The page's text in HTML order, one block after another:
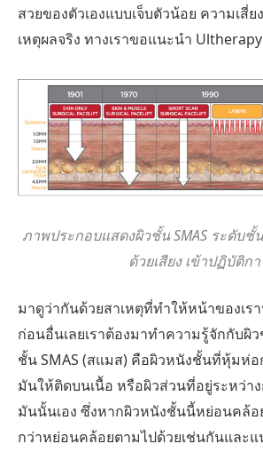
สวยของตัวเองแบบเจ็บตัวน้อย ความเสี่
เหตุผลจริง ทางเราขอแนะนำ
ภาพประกอบแสดงผิวชั้น SMAS ระดับชั้
ด้วยเสียง เข้าปฏิบัติก
มาดูว่ากันด้วยสาเหตุที่ทำให้หน้าของเ
ก่อนอื่นเลยเราต้องมาทำความรู้จักกับผิ
ชั้น SMAS (สแมส) คือผิวหนังชั้นที่หุ้มห่อ
มันให้ติดบนเนื้อ หรือผิวส่วนที่อยู่ระหว่า
มันนั้นเอง ซึ่งหากผิวหนังชั้นนี้หย่อนคล้
กว่าหย่อนคล้อยตามไปด้วยเช่นกันและ